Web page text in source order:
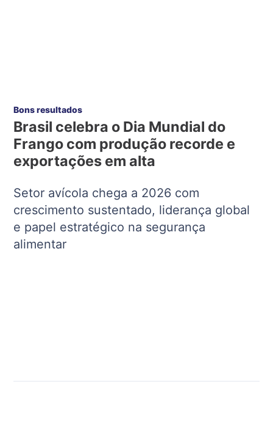
Bons resultados
Brasil celebra o Dia Mundial do
Frango com produção recorde e
exportações em alta
Setor avícola chega a 2026 com
crescimento sustentado, liderança global
e papel estratégico na segurança
alimentar